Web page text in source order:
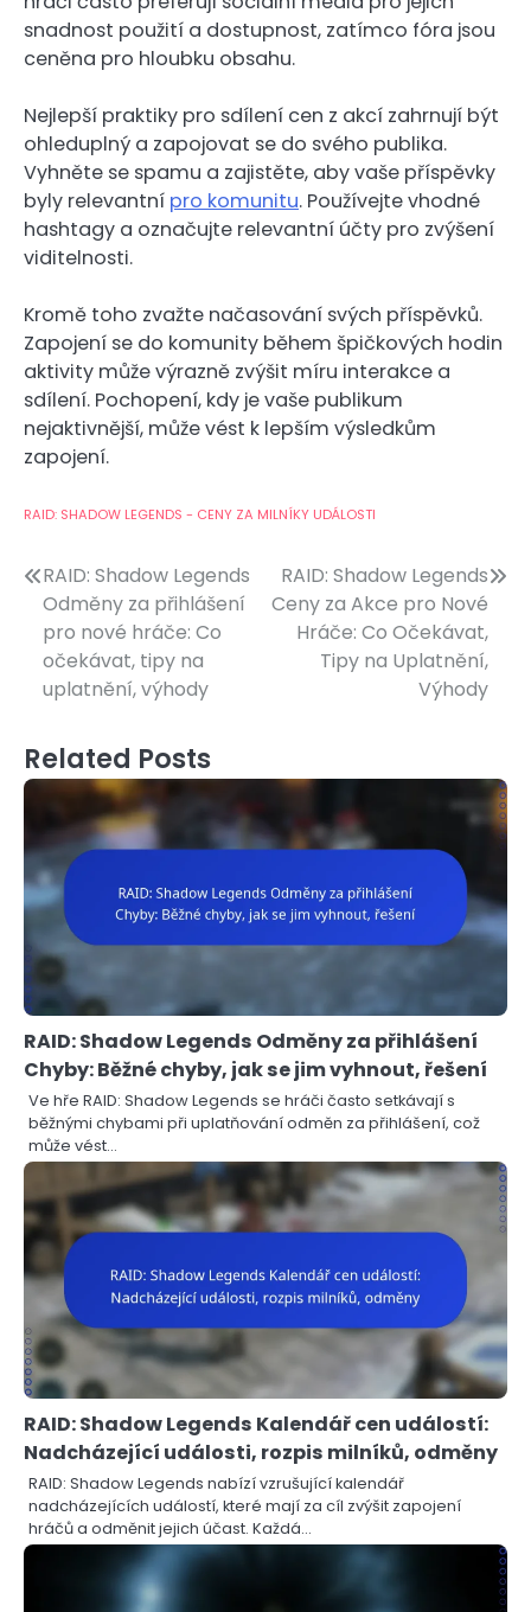
snadnost použití a dostupnost, zatímco fóra jsou
ceněna pro hloubku obsahu.
Nejlepší praktiky pro sdílení cen z akcí zahrnují být
ohleduplný a zapojovat se do svého publika.
Vyhněte se spamu a zajistěte, aby vaše příspěvky
byly relevantní pro komunitu. Používejte vhodné
hashtagy a označujte relevantní účty pro zvýšení
viditelnosti.
Kromě toho zvažte načasování svých příspěvků.
Zapojení se do komunity během špičkových hodin
aktivity může výrazně zvýšit míru interakce a
sdílení. Pochopení, kdy je vaše publikum
nejaktivnější, může vést k lepším výsledkům
zapojení.
RAID: SHADOW LEGENDS - CENY ZA MILNÍKY UDÁLOSTI
Post
navigation
RAID: Shadow Legends
Odměny za přihlášení
pro nové hráče: Co
očekávat, tipy na
uplatnění, výhody
RAID: Shadow Legends
Ceny za Akce pro Nové
Hráče: Co Očekávat,
Tipy na Uplatnění,
Výhody
Related Posts
RAID: Shadow Legends Odměny za přihlášení
Chyby: Běžné chyby, jak se jim vyhnout, řešení
Ve hře RAID: Shadow Legends se hráči často setkávají s
běžnými chybami při uplatňování odměn za přihlášení, což
může vést…
RAID: Shadow Legends Kalendář cen událostí:
Nadcházející události, rozpis milníků, odměny
RAID: Shadow Legends nabízí vzrušující kalendář
nadcházejících událostí, které mají za cíl zvýšit zapojení
hráčů a odměnit jejich účast. Každá…